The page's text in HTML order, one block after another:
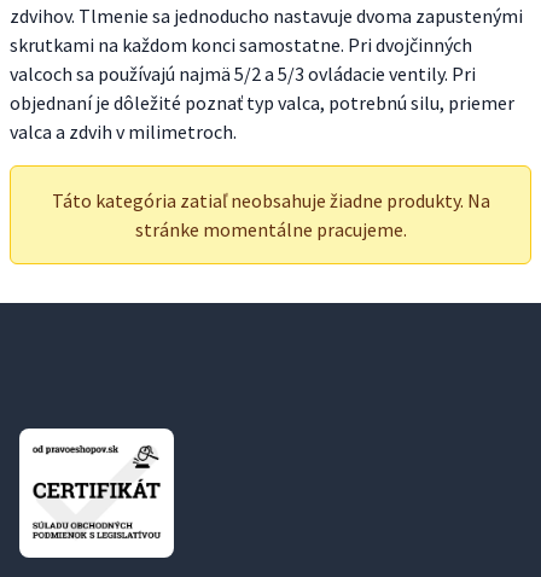
zdvihov. Tlmenie sa jednoducho nastavuje dvoma zapustenými
skrutkami na každom konci samostatne. Pri dvojčinných
valcoch sa používajú najmä 5/2 a 5/3 ovládacie ventily. Pri
objednaní je dôležité poznať typ valca, potrebnú silu, priemer
valca a zdvih v milimetroch.
Táto kategória zatiaľ neobsahuje žiadne produkty. Na
stránke momentálne pracujeme.